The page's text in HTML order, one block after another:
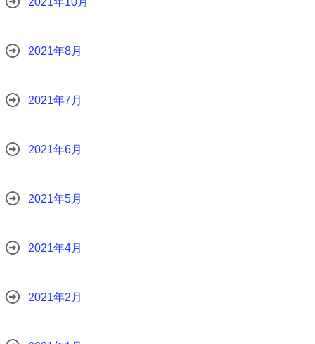
2021年8月
2021年7月
2021年6月
2021年5月
2021年4月
2021年2月